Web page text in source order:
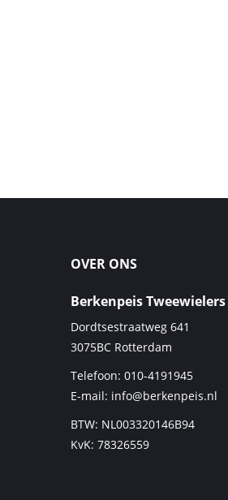
OVER ONS
Berkenpeis Tweewielers
Dordtsestraatweg 641
3075BC Rotterdam
Telefoon: 010-4191945
E-mail: info@berkenpeis.nl
BTW: NL003320146B94
KvK: 78326559